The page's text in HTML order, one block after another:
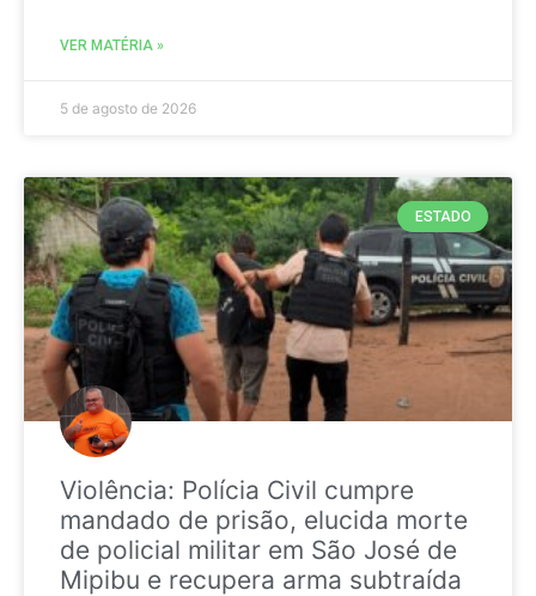
VER MATÉRIA »
5 de agosto de 2026
ESTADO
Violência: Polícia Civil cumpre
mandado de prisão, elucida morte
de policial militar em São José de
Mipibu e recupera arma subtraída